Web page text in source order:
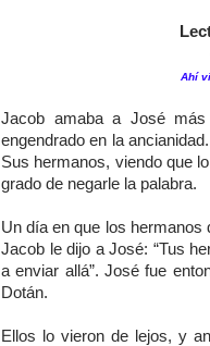
Ahí
Jacob amaba a José
engendrado en la
Sus hermanos, viendo que
grado de negarle la palabra.
Un día en que los hermanos
Jacob le dijo a José: “Tus
a enviar allá”. José fue
Dotán.
Ellos lo vieron de lejos, y